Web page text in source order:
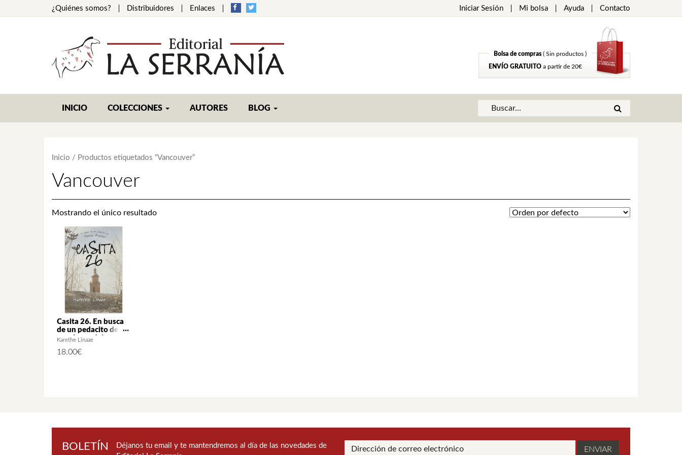
¿Quiénes somos? Distribuidores Enlaces Iniciar Sesión Mi bolsa Ayuda Contacto
Bolsa de compras ( Sin productos )
ENVÍO GRATUITO a partir de 20€
INICIO COLECCIONES AUTORES BLOG
Inicio / Productos etiquetados “Vancouver”
Vancouver
Mostrando el único resultado
Casita 26. En busca
de un pedacito de
paraíso andaluz
Karethe Linaae
18.00€
BOLETÍN
Déjanos tu email y te mantendremos al día de las novedades de